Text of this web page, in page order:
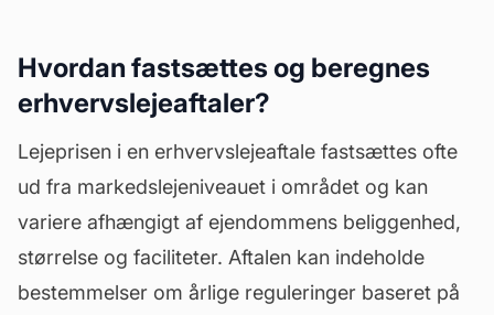
Hvordan fastsættes og beregnes
erhvervslejeaftaler?
Lejeprisen i en erhvervslejeaftale fastsættes ofte
ud fra markedslejeniveauet i området og kan
variere afhængigt af ejendommens beliggenhed,
størrelse og faciliteter. Aftalen kan indeholde
bestemmelser om årlige reguleringer baseret på